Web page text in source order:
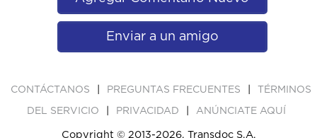
Enviar a un amigo
CONTÁCTANOS PREGUNTAS FRECUENTES TÉRMINOS
DEL SERVICIO PRIVACIDAD ANÚNCIATE AQUÍ
Copyright © 2013-2026, Transdoc S.A.